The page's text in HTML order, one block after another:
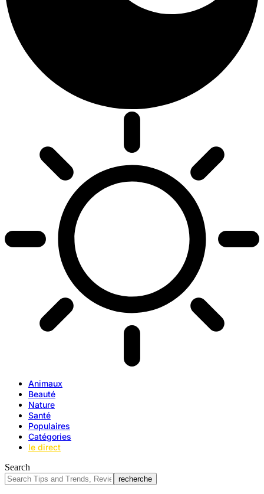
Animaux
Beauté
Nature
Santé
Populaires
Catégories
le direct
Search